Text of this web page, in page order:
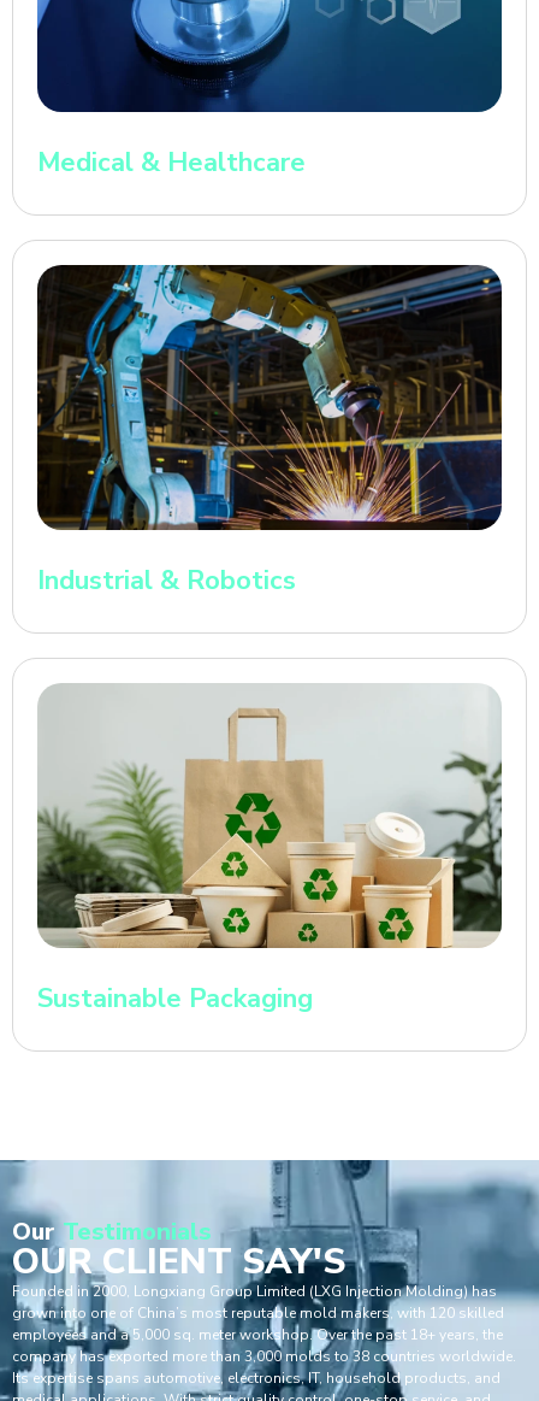
Medical & Healthcare
Industrial & Robotics
Sustainable Packaging
Our Testimonials
OUR CLIENT SAY'S
Founded in 2000, Longxiang Group Limited (LXG Injection Molding) has
grown into one of China’s most reputable mold makers, with 120 skilled
employees and a 5,000 sq. meter workshop. Over the past 18+ years, the
company has exported more than 3,000 molds to 38 countries worldwide.
Its expertise spans automotive, electronics, IT, household products, and